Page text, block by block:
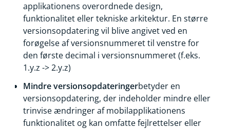
applikationens overordnede design,
funktionalitet eller tekniske arkitektur. En større
versionsopdatering vil blive angivet ved en
forøgelse af versionsnummeret til venstre for
den første decimal i versionsnummeret (f.eks.
1.y.z -> 2.y.z)
Mindre versionsopdateringerbetyder en
versionsopdatering, der indeholder mindre eller
trinvise ændringer af mobilapplikationens
funktionalitet og kan omfatte fejlrettelser eller